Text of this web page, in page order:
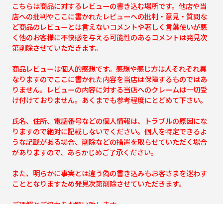
こちらは商品に対するレビューの書き込む場所です。他店や当
店への批判やここに書かれたレビューへの批判・意見・質問な
ど商品のレビューとは言えないコメントや著しく言葉使いが悪
く他のお客様に不快感を与える可能性のあるコメントは発見次
第削除させていただきます。
商品レビューは個人的感想です。感想や感じ方は人それぞれ異
なりますのでここに書かれた内容を当店は保障するものではあ
りません。レビューの内容に対する当店へのクレームは一切受
け付けておりません。あくまでも参考程度にとどめて下さい。
氏名、住所、電話番号などの個人情報は、トラブルの原因にな
りますので絶対に記載しないでください。個人を特定できるよ
うな記載がある場合、削除などの措置を取らせていただく場合
がありますので、あらかじめご了承ください。
また、明らかに事実とは違う偽の書き込みもお客さまを迷わす
こととなりますため発見次第削除させていただきます。